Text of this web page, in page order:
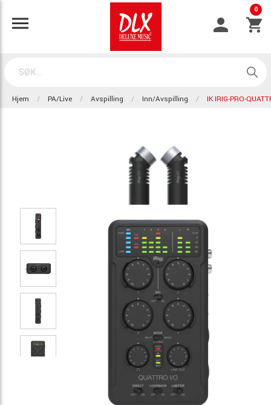
0
Hjem PA/Live Avspilling Inn/Avspilling IK IRIG-PRO-